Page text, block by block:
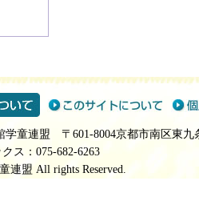
童連盟 〒601-8004京都市南区東九
ス：075-682-6263
盟 All rights Reserved.